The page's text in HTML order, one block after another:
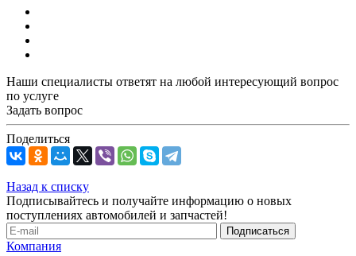
Наши специалисты ответят на любой интересующий вопрос
по услуге
Задать вопрос
Поделиться
Назад к списку
Подписывайтесь и получайте информацию о новых
поступлениях автомобилей и запчастей!
Компания